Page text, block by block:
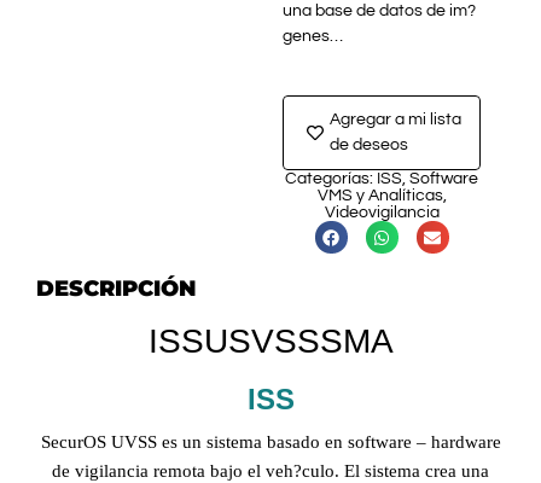
una base de datos de im?
genes…
Agregar a mi lista
de deseos
Categorías: ISS, Software
VMS y Analíticas,
Videovigilancia
DESCRIPCIÓN
ISSUSVSSSMA
ISS
SecurOS UVSS es un sistema basado en software – hardware
de vigilancia remota bajo el veh?culo. El sistema crea una